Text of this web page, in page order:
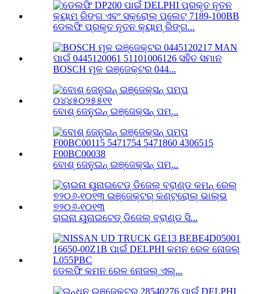
ଡେଲଫି ପ୍ରକୃତ ନୂତନ କ୍ୟାମ୍ ରିଙ୍ଗ...
BOSCH ମୂଳ ଇଞ୍ଜେକ୍ଟର 044...
ବୋଶ୍ ଜେନୁଇନ୍ ଇଞ୍ଜେକ୍ସନ୍ ପମ୍...
ବୋଶ୍ ଜେନୁଇନ୍ ଇଞ୍ଜେକ୍ସନ୍ ପମ୍...
ଚାଇନା ୟୁନାଇଟେଡ୍ ଡିଜେଲ୍ ବ୍ରାଣ୍ଡ ସି...
ଡେଲଫି କମନ ରେଳ ନୋଜଲ୍ ଏଲ୍...